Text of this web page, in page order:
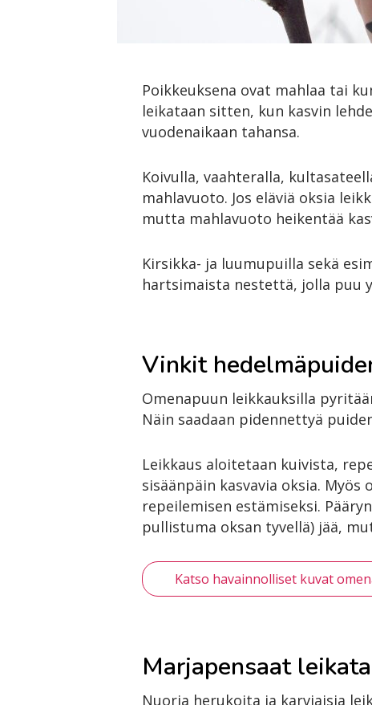
Poikkeuksena ovat mahlaa tai
leikataan sitten, kun kasvin
vuodenaikaan tahansa.
Koivulla, vaahteralla,
mahlavuoto. Jos eläviä oksia
mutta mahlavuoto heikentää
Kirsikka- ja luumupuilla sekä
hartsimaista nestettä, jolla puu
Vinkit
Omenapuun leikkauksilla
Näin saadaan pidennettyä
Leikkaus aloitetaan kuivista,
sisäänpäin kasvavia oksia.
repeilemisen estämiseksi.
pullistuma oksan tyvellä) jää,
Katso havainnolliset kuvat
Marjapensaat
Nuoria herukoita ja karviaisia